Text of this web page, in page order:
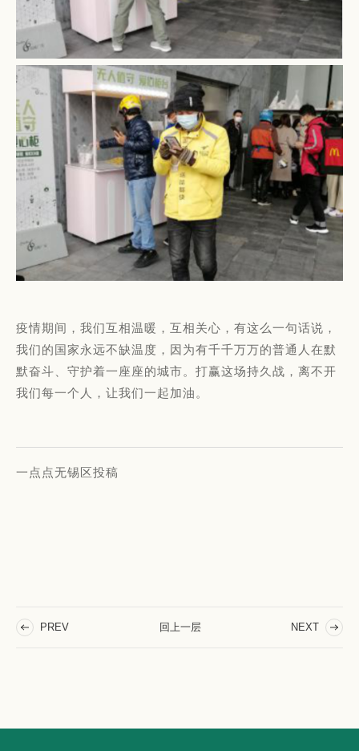
疫情期间，我们互相温暖，互相关心，有这么一句话说，
我们的国家永远不缺温度，因为有千千万万的普通人在默
默奋斗、守护着一座座的城市。打赢这场持久战，离不开
我们每一个人，让我们一起加油。
一点点无锡区投稿
PREV 回上一层 NEXT